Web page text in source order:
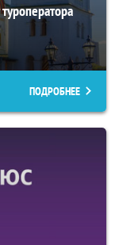
ПОДРОБНЕЕ